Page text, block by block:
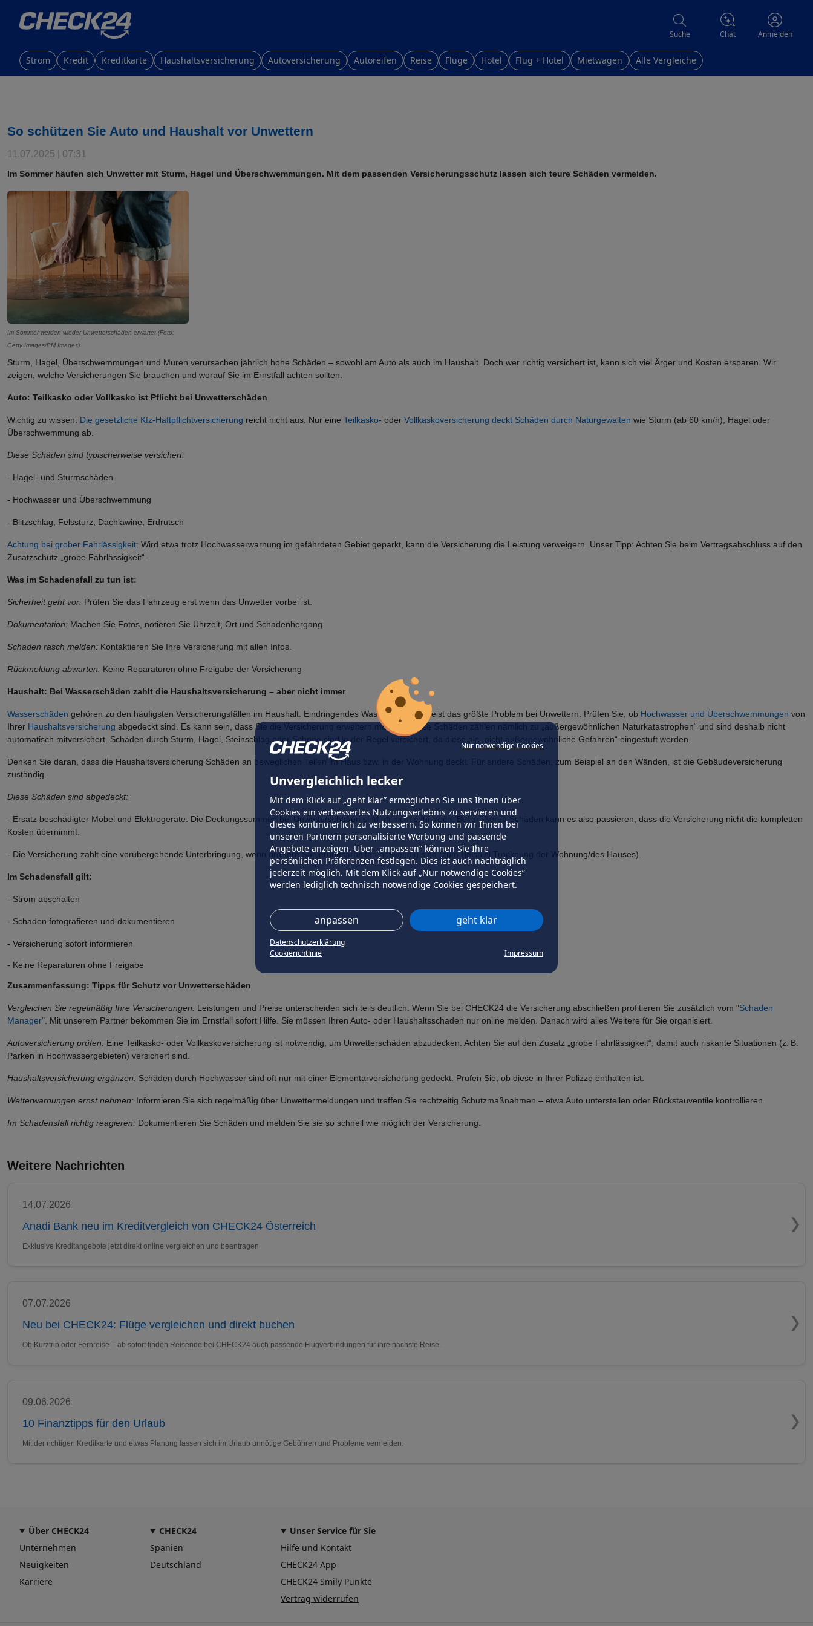
Nur notwendige Cookies
Unvergleichlich lecker
Mit dem Klick auf „geht klar” ermöglichen Sie uns Ihnen über
Cookies ein verbessertes Nutzungserlebnis zu servieren und
dieses kontinuierlich zu verbessern. So können wir Ihnen bei
unseren Partnern personalisierte Werbung und passende
Angebote anzeigen. Über „anpassen” können Sie Ihre
persönlichen Präferenzen festlegen. Dies ist auch nachträglich
jederzeit möglich. Mit dem Klick auf „Nur notwendige Cookies”
werden lediglich technisch notwendige Cookies gespeichert.
anpassen geht klar
Datenschutzerklärung
Cookierichtlinie
Impressum
Suche Chat Anmelden
Strom Kredit Kreditkarte Haushaltsversicherung Autoversicherung Autoreifen Reise Flüge Hotel Flug + Hotel Mietwagen Alle Vergleiche
So schützen Sie Auto und Haushalt vor Unwettern
11.07.2025 | 07:31
Im Sommer häufen sich Unwetter mit Sturm, Hagel und Überschwemmungen. Mit dem passenden Versicherungsschutz lassen sich teure Schäden vermeiden.
Im Sommer werden wieder Unwetterschäden erwartet (Foto:
Getty Images/PM Images)
Sturm, Hagel, Überschwemmungen und Muren verursachen jährlich hohe Schäden – sowohl am Auto als auch im Haushalt. Doch wer richtig versichert ist, kann sich viel Ärger und Kosten ersparen. Wir
zeigen, welche Versicherungen Sie brauchen und worauf Sie im Ernstfall achten sollten.
Auto: Teilkasko oder Vollkasko ist Pflicht bei Unwetterschäden
Wichtig zu wissen: Die gesetzliche Kfz-Haftpflichtversicherung reicht nicht aus. Nur eine Teilkasko- oder Vollkaskoversicherung deckt Schäden durch Naturgewalten wie Sturm (ab 60 km/h), Hagel oder
Überschwemmung ab.
Diese Schäden sind typischerweise versichert:
- Hagel- und Sturmschäden
- Hochwasser und Überschwemmung
- Blitzschlag, Felssturz, Dachlawine, Erdrutsch
Achtung bei grober Fahrlässigkeit: Wird etwa trotz Hochwasserwarnung im gefährdeten Gebiet geparkt, kann die Versicherung die Leistung verweigern. Unser Tipp: Achten Sie beim Vertragsabschluss auf den
Zusatzschutz „grobe Fahrlässigkeit“.
Was im Schadensfall zu tun ist:
Sicherheit geht vor: Prüfen Sie das Fahrzeug erst wenn das Unwetter vorbei ist.
Dokumentation: Machen Sie Fotos, notieren Sie Uhrzeit, Ort und Schadenhergang.
Schaden rasch melden: Kontaktieren Sie Ihre Versicherung mit allen Infos.
Rückmeldung abwarten: Keine Reparaturen ohne Freigabe der Versicherung
Haushalt: Bei Wasserschäden zahlt die Haushaltsversicherung – aber nicht immer
Wasserschäden gehören zu den häufigsten Versicherungsfällen im Haushalt. Eindringendes Wasser ist auch meist das größte Problem bei Unwettern. Prüfen Sie, ob Hochwasser und Überschwemmungen von
Ihrer Haushaltsversicherung abgedeckt sind. Es kann sein, dass Sie die Versicherung erweitern müssen. Diese Schäden zählen nämlich zu „außergewöhnlichen Naturkatastrophen“ und sind deshalb nicht
automatisch mitversichert. Schäden durch Sturm, Hagel, Steinschlag oder Schnee sind in der Regel versichert, da diese als „nicht außergewöhnliche Gefahren“ eingestuft werden.
Denken Sie daran, dass die Haushaltsversicherung Schäden an beweglichen Teilen im Haus bzw. in der Wohnung deckt. Für andere Schäden, zum Beispiel an den Wänden, ist die Gebäudeversicherung
zuständig.
Diese Schäden sind abgedeckt:
- Ersatz beschädigter Möbel und Elektrogeräte. Die Deckungssummen bei Unwetterschäden sind oft nicht sehr hoch. Bei größeren Schäden kann es also passieren, dass die Versicherung nicht die kompletten
Kosten übernimmt.
- Die Versicherung zahlt eine vorübergehende Unterbringung, wenn größere Sanierungsarbeiten notwendig sind (zum Beispiel Trocknung der Wohnung/des Hauses).
Im Schadensfall gilt:
- Strom abschalten
- Schaden fotografieren und dokumentieren
- Versicherung sofort informieren
- Keine Reparaturen ohne Freigabe
Zusammenfassung: Tipps für Schutz vor Unwetterschäden
Vergleichen Sie regelmäßig Ihre Versicherungen: Leistungen und Preise unterscheiden sich teils deutlich. Wenn Sie bei CHECK24 die Versicherung abschließen profitieren Sie zusätzlich vom "Schaden
Manager". Mit unserem Partner bekommen Sie im Ernstfall sofort Hilfe. Sie müssen Ihren Auto- oder Haushaltsschaden nur online melden. Danach wird alles Weitere für Sie organisiert.
Autoversicherung prüfen: Eine Teilkasko- oder Vollkaskoversicherung ist notwendig, um Unwetterschäden abzudecken. Achten Sie auf den Zusatz „grobe Fahrlässigkeit“, damit auch riskante Situationen (z. B.
Parken in Hochwassergebieten) versichert sind.
Haushaltsversicherung ergänzen: Schäden durch Hochwasser sind oft nur mit einer Elementarversicherung gedeckt. Prüfen Sie, ob diese in Ihrer Polizze enthalten ist.
Wetterwarnungen ernst nehmen: Informieren Sie sich regelmäßig über Unwettermeldungen und treffen Sie rechtzeitig Schutzmaßnahmen – etwa Auto unterstellen oder Rückstauventile kontrollieren.
Im Schadensfall richtig reagieren: Dokumentieren Sie Schäden und melden Sie sie so schnell wie möglich der Versicherung.
Weitere Nachrichten
14.07.2026
Anadi Bank neu im Kreditvergleich von CHECK24 Österreich
Exklusive Kreditangebote jetzt direkt online vergleichen und beantragen
07.07.2026
Neu bei CHECK24: Flüge vergleichen und direkt buchen
Ob Kurztrip oder Fernreise – ab sofort finden Reisende bei CHECK24 auch passende Flugverbindungen für ihre nächste Reise.
09.06.2026
10 Finanztipps für den Urlaub
Mit der richtigen Kreditkarte und etwas Planung lassen sich im Urlaub unnötige Gebühren und Probleme vermeiden.
Über CHECK24
Unternehmen
Neuigkeiten
Karriere
CHECK24
Spanien
Deutschland
Unser Service für Sie
Hilfe und Kontakt
CHECK24 App
CHECK24 Smily Punkte
Vertrag widerrufen